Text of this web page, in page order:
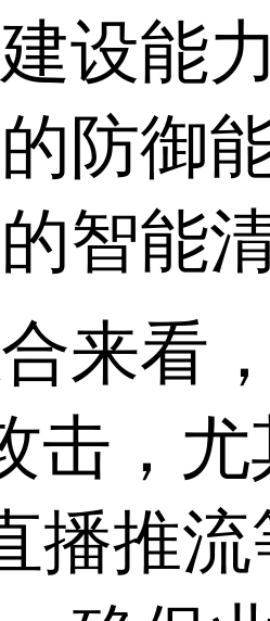
设能
防御
智能
看，
击，
播推